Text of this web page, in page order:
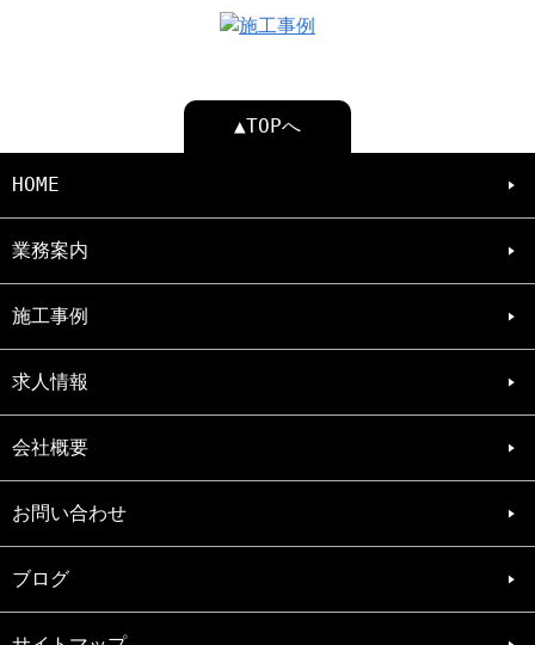
▲TOPへ
HOME
業務案内
施工事例
求人情報
会社概要
お問い合わせ
ブログ